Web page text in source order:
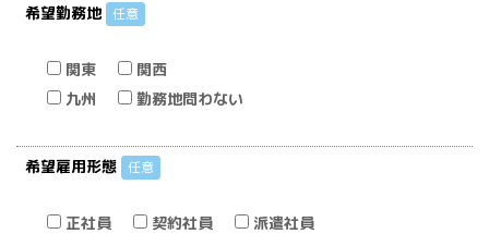
希望勤務地 任意
関東
関西
九州
勤務地問わない
希望雇用形態 任意
正社員 契約社員
派遣社員